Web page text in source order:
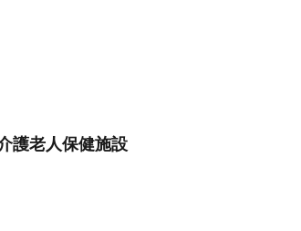
護老人保健施設